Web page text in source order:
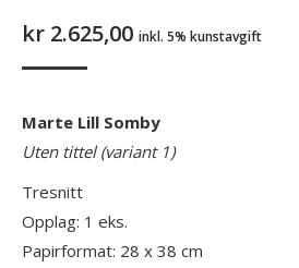
kr 2.625,00 inkl. 5% kunstavgift
Marte Lill Somby
Uten tittel (variant 1)
Tresnitt
Opplag: 1 eks.
Papirformat: 28 x 38 cm